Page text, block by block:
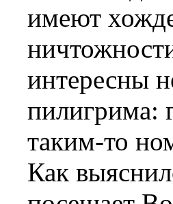
имеют
интересны
пилигрима:
таким-то
Как